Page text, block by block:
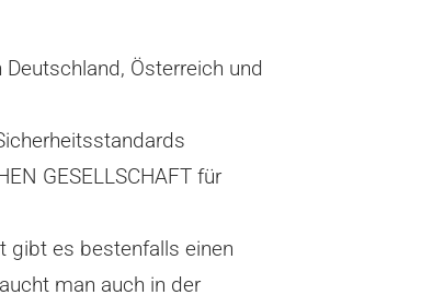
Österreich und
GESELLSCHAFT für
gibt es bestenfalls einen
man auch in der